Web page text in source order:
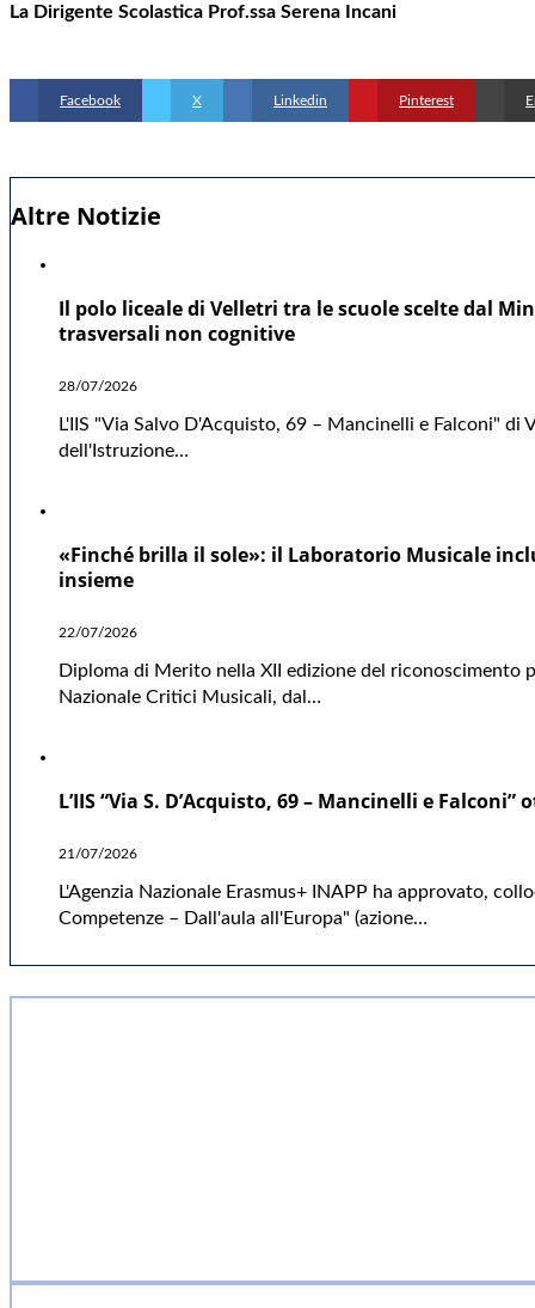
Altre Notizie
Il polo liceale di Velletri tra le scuole scelte dal
trasversali non cognitive
28/07/2026
L'IIS "Via Salvo D'Acquisto, 69 – Mancinelli e Falconi"
dell'Istruzione…
«Finché brilla il sole»: il Laboratorio Musicale
insieme
22/07/2026
Diploma di Merito nella XII edizione del
Nazionale Critici Musicali, dal…
L’IIS “Via S. D’Acquisto, 69 – Mancinelli e
21/07/2026
L'Agenzia Nazionale Erasmus+ INAPP ha approvato,
Competenze – Dall'aula all'Europa" (azione…
La Dirigente Scolastica Prof.ssa Serena Incani
Facebook X Linkedin Pinterest